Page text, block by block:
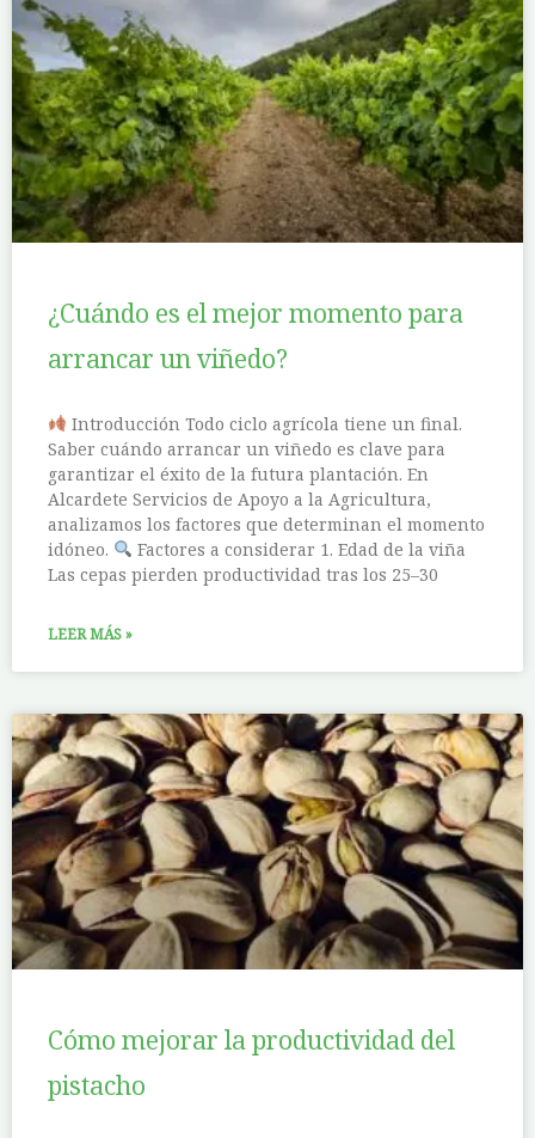
¿Cuándo es el mejor momento para
arrancar un viñedo?
Introducción Todo ciclo agrícola tiene un final.
Saber cuándo arrancar un viñedo es clave para
garantizar el éxito de la futura plantación. En
Alcardete Servicios de Apoyo a la Agricultura,
analizamos los factores que determinan el momento
idóneo.
Factores a considerar 1. Edad de la viña
Las cepas pierden productividad tras los 25–30
LEER MÁS »
Cómo mejorar la productividad del
pistacho